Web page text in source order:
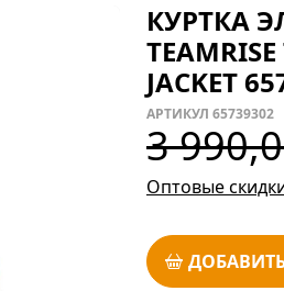
КУРТКА
JACKET
АРТИКУЛ 65739302
3
Оптовые